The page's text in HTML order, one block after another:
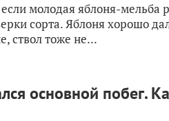
молодая яблоня-мельба
сорта. Яблоня хорошо
ствол тоже не...
основной побег.